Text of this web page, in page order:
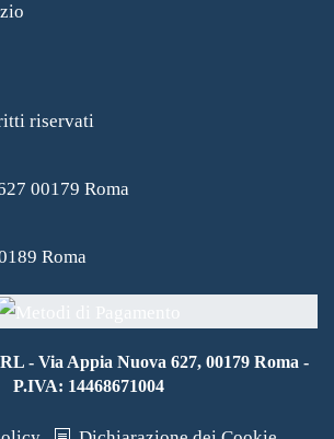
riservati
00179 Roma
Roma
- Via Appia Nuova 627, 00179 Roma -
P.IVA: 14468671004